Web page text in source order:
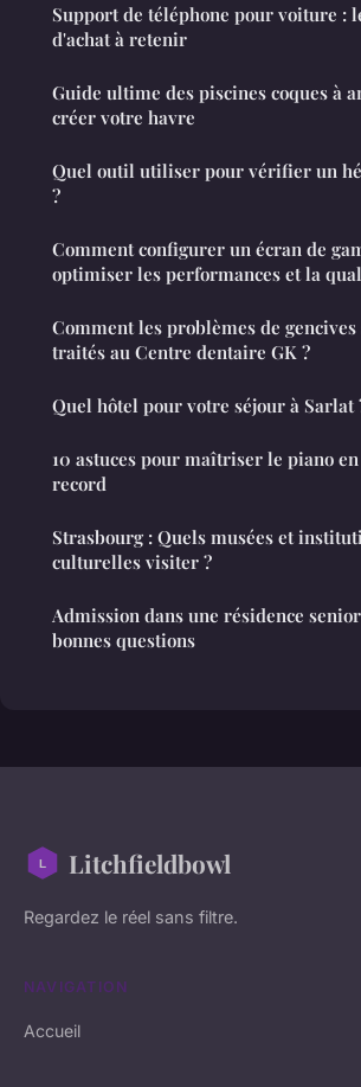
Support de téléphone pour voiture :
d'achat à retenir
Guide ultime des piscines coques à
créer votre havre
Quel outil utiliser pour vérifier un
?
Comment configurer un écran de
optimiser les performances et la
Comment les problèmes de
traités au Centre dentaire GK ?
Quel hôtel pour votre séjour à Sarlat
10 astuces pour maîtriser le piano
record
Strasbourg : Quels musées et
culturelles visiter ?
Admission dans une résidence
bonnes questions
Litchfieldbowl
Regardez le réel sans filtre.
NAVIGATION
Accueil